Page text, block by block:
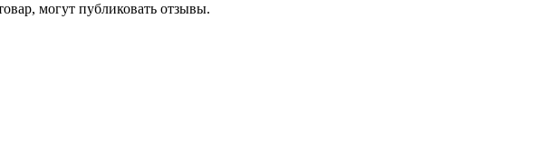
могут публиковать отзывы.